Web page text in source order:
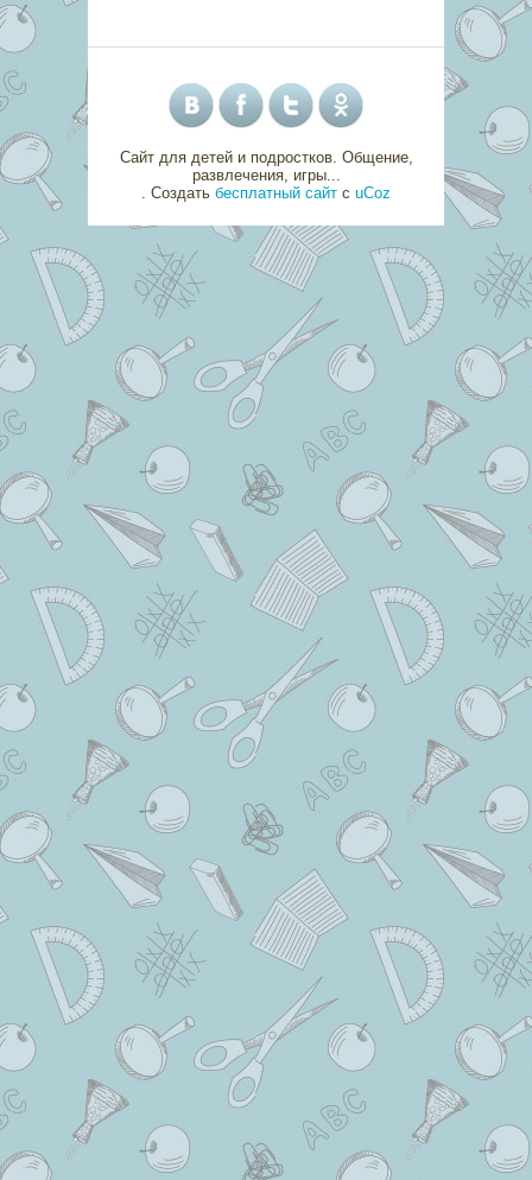
Сайт для детей и подростков. Общение,
развлечения, игры...
Создать бесплатный сайт с uCoz